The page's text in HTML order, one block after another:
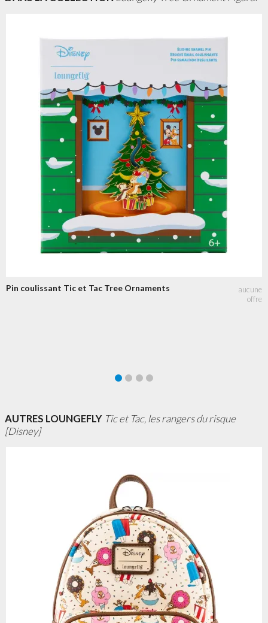
Pin coulissant Tic et Tac Tree Ornaments
AUTRES LOUNGEFLY Tic et Tac, les rangers du risque
[Disney]